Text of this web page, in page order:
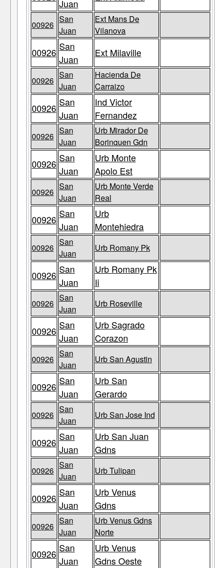
Juan
00926
San
Juan
Ext Mans De
Vilanova
00926 San
Juan
Ext Milaville
00926
San
Juan
Hacienda De
Carraizo
00926 San
Juan
Ind Victor
Fernandez
00926
San
Juan
Urb Mirador De
Borinquen Gdn
00926 San
Juan
Urb Monte
Apolo Est
00926
San
Juan
Urb Monte Verde
Real
00926 San
Juan
Urb
Montehiedra
00926
San
Juan
Urb Romany Pk
00926 San
Juan
Urb Romany Pk
Ii
00926
San
Juan
Urb Roseville
00926 San
Juan
Urb Sagrado
Corazon
00926
San
Juan
Urb San Agustin
00926 San
Juan
Urb San
Gerardo
00926
San
Juan
Urb San Jose Ind
00926 San
Juan
Urb San Juan
Gdns
00926
San
Juan
Urb Tulipan
00926 San
Juan
Urb Venus
Gdns
00926
San
Juan
Urb Venus Gdns
Norte
00926 San
Juan
Urb Venus
Gdns Oeste